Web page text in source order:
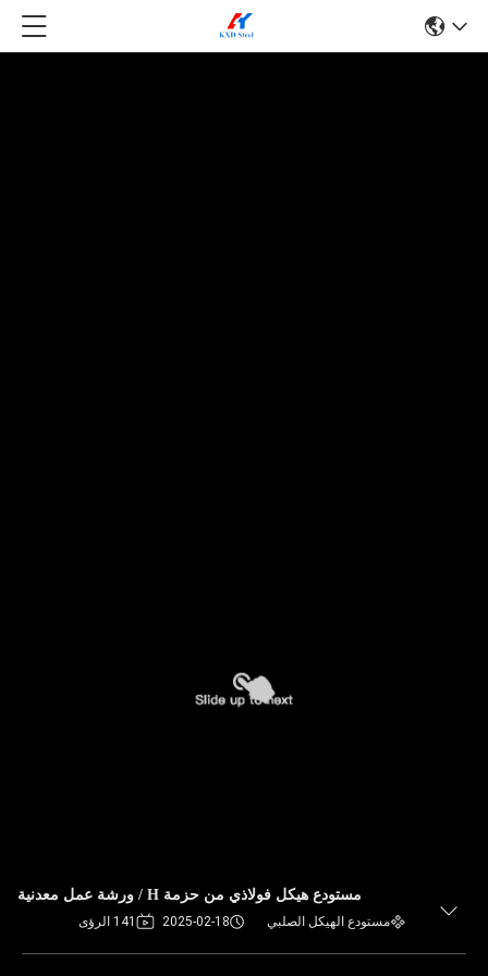
مستودع هيكل فولاذي من حزمة H / ورشة عمل معدنية
مستودع الهيكل الصلبي 2025-02-18 141 الرؤى